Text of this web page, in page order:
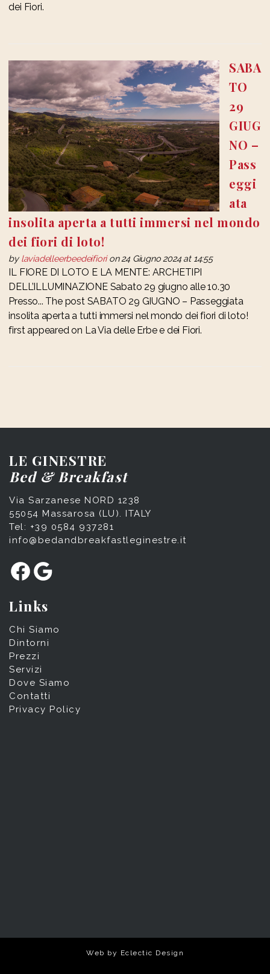
dei Fiori.
SABA
TO
29
GIUG
NO –
Pass
eggi
ata
insolita aperta a tutti immersi nel mondo
dei fiori di loto!
bylaviadelleerbeedeifiorion 24 Giugno 2024 at 14:55
IL FIORE DI LOTO E LA MENTE: ARCHETIPI
DELL’ILLUMINAZIONE Sabato 29 giugno alle 10.30
Presso... The post SABATO 29 GIUGNO – Passeggiata
insolita aperta a tutti immersi nel mondo dei fiori di loto!
first appeared on La Via delle Erbe e dei Fiori.
LE GINESTRE
Bed & Breakfast
Via Sarzanese NORD 1238
55054 Massarosa (LU). ITALY
Tel: +39 0584 937281
info@bedandbreakfastleginestre.it
Facebook Google
Links
Chi Siamo
Dintorni
Prezzi
Servizi
Dove Siamo
Contatti
Privacy Policy
Web by Eclectic Design